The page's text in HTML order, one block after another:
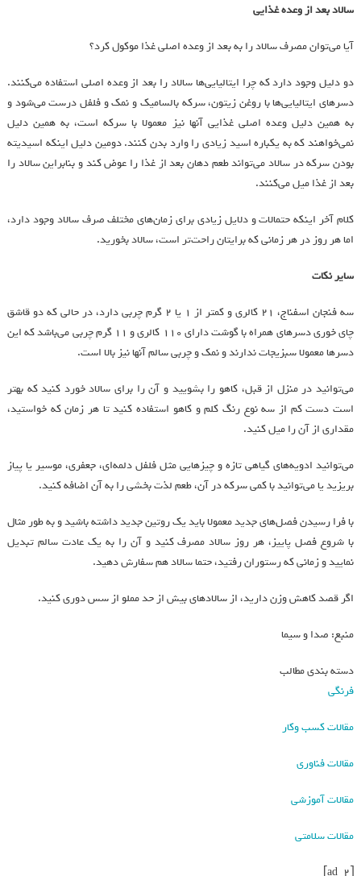
سالاد بعد از وعده غذایی
آیا می‌توان مصرف سالاد را به بعد از وعده اصلی غذا موکول کرد؟
دو دلیل وجود دارد که چرا ایتالیایی‌ها سالاد را بعد از وعده اصلی استفاده می‌کنند.
دسرهای ایتالیایی‌ها با روغن زیتون، سرکه بالسامیک و نمک و فلفل درست می‌شود و
به همین دلیل وعده اصلی غذایی آنها نیز معمولا با سرکه است، به همین دلیل
نمی‌خواهند که به یکباره اسید زیادی را وارد بدن کنند. دومین دلیل اینکه اسیدیته
بودن سرکه در سالاد می‌تواند طعم دهان بعد از غذا را عوض کند و بنابراین سالاد را
بعد از غذا میل می‌کنند.
کلام آخر اینکه حتمالات و دلایل زیادی برای زمان‌های مختلف صرف سالاد وجود دارد،
اما هر روز در هر زمانی که برایتان راحت‌تر است، سالاد بخورید.
سایر نکات
سه فنجان اسفناج، ۲۱ کالری و کمتر از ۱ یا ۲ گرم چربی دارد، در حالی که دو قاشق
چای خوری دسرهای همراه با گوشت دارای ۱۱۰ کالری و ۱۱ گرم چربی می‌باشد که این
دسرها معمولا سبزیجات ندارند و نمک و چربی سالم آنها نیز بالا است.‌
می‌توانید در منزل از قبل، کاهو را بشویید و آن را برای سالاد خورد کنید که بهتر
است دست کم از سه نوع رنگ کلم و کاهو استفاده کنید تا هر زمان که خواستید،
مقداری از آن را میل کنید.‌
می‌توانید ادویه‌های گیاهی تازه و چیزهایی مثل فلفل دلمه‌ای، جعفری، موسیر یا پیاز
بریزید یا می‌توانید با کمی سرکه در آن، طعم لذت بخشی را به آن اضافه کنید.
با فرا رسیدن فصل‌های جدید معمولا باید یک روتین جدید داشته باشید و به طور مثال
با شروع فصل پاییز، هر روز سالاد مصرف کنید و آن را به یک عادت سالم تبدیل
نمایید و زمانی که رستوران رفتید، حتما سالاد هم سفارش دهید.
اگر قصد کاهش وزن دارید، از سالادهای بیش از حد مملو از سس دوری کنید.
منبع: صدا و سیما
دسته بندی مطالب
فرنگی
مقالات کسب وکار
مقالات فناوری
مقالات آموزشی
مقالات سلامتی